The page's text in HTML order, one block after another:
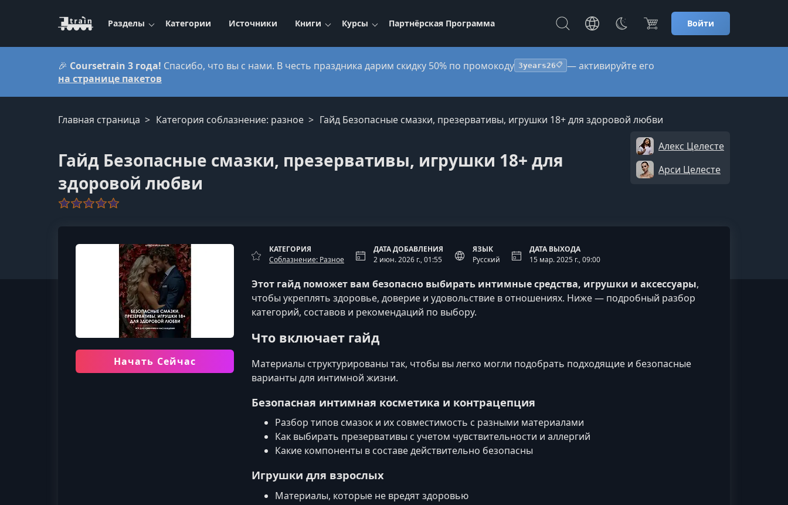
Разделы Категории Источники Книги Курсы Партнёрская Программа Войти
🎉 Coursetrain 3 года! Спасибо, что вы с нами. В честь праздника дарим скидку 50% по промокоду 3years26📋 — активируйте его
на странице пакетов
Главная страница Категория соблазнение: разное Гайд Безопасные смазки, презервативы, игрушки 18+ для здоровой любви
Гайд Безопасные смазки, презервативы, игрушки 18+ для
здоровой любви
Алекс Целесте
Арси Целесте
Начать Сейчас
КАТЕГОРИЯ
Соблазнение: Разное
ДАТА ДОБАВЛЕНИЯ
2 июн. 2026 г., 01:55
ЯЗЫК
Русский
ДАТА ВЫХОДА
15 мар. 2025 г., 09:00
Этот гайд поможет вам безопасно выбирать интимные средства, игрушки и аксессуары,
чтобы укреплять здоровье, доверие и удовольствие в отношениях. Ниже — подробный разбор
категорий, составов и рекомендаций по выбору.
Что включает гайд
Материалы структурированы так, чтобы вы легко могли подобрать подходящие и безопасные
варианты для интимной жизни.
Безопасная интимная косметика и контрацепция
Разбор типов смазок и их совместимость с разными материалами
Как выбирать презервативы с учетом чувствительности и аллергий
Какие компоненты в составе действительно безопасны
Игрушки для взрослых
Материалы, которые не вредят здоровью